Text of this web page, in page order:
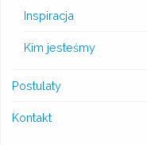
Inspiracja
Kim jesteśmy
Postulaty
Kontakt